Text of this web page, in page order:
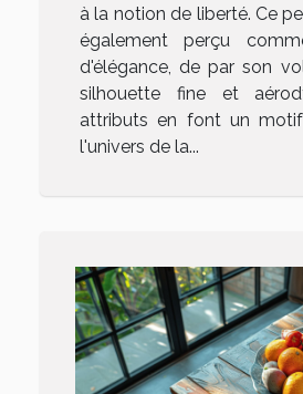
à la notion de liberté. Ce
également perçu
d'élégance, de par son
silhouette fine et
attributs en font un
l'univers de la...